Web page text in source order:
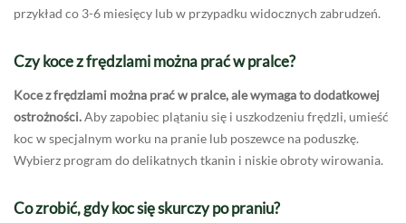
przykład co 3-6 miesięcy lub w przypadku widocznych zabrudzeń.
Czy koce z frędzlami można prać w pralce?
Koce z frędzlami można prać w pralce, ale wymaga to dodatkowej
ostrożności.Aby zapobiec plątaniu się i uszkodzeniu frędzli, umieść
koc w specjalnym worku na pranie lub poszewce na poduszkę.
Wybierz program do delikatnych tkanin i niskie obroty wirowania.
Co zrobić, gdy koc się skurczy po praniu?